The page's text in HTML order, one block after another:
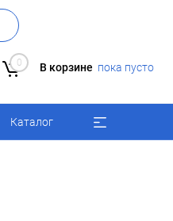
0 В корзине пока пусто
Каталог